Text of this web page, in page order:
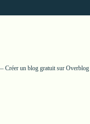
Créer un blog gratuit sur Overblog